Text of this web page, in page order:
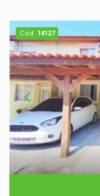
Cód. 14127